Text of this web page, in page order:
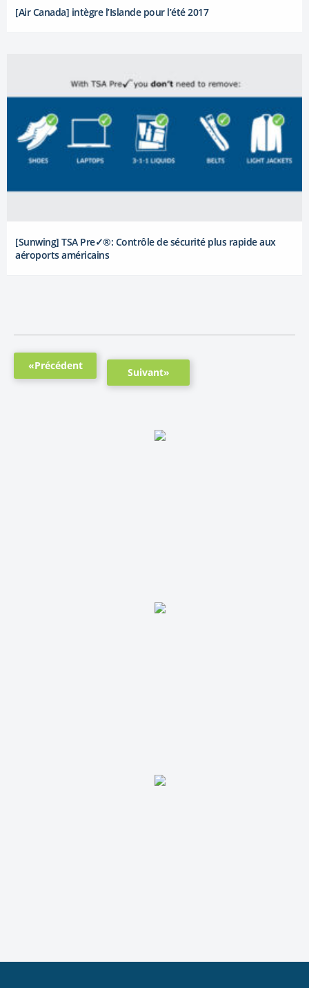
[Air Canada] intègre l’Islande pour l’été 2017
[Sunwing] TSA Pre✓®: Contrôle de sécurité plus rapide aux
aéroports américains
«Précédent
Suivant»